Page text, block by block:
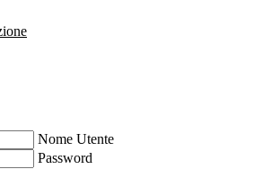
Nome Utente
Password